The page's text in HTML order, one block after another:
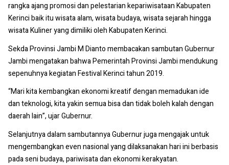
rangka ajang promosi dan pelestarian kepariwisataan Kabupaten
Kerinci baik itu wisata alam, wisata budaya, wisata sejarah hingga
wisata Kuliner yang dimiliki oleh Kabupaten Kerinci.
Sekda Provinsi Jambi M Dianto membacakan sambutan Gubernur
Jambi mengatakan bahwa Pemerintah Provinsi Jambi mendukung
sepenuhnya kegiatan Festival Kerinci tahun 2019.
“Mari kita kembangkan ekonomi kreatif dengan memadukan ide
dan teknologi, kita yakin semua bisa dan tidak boleh kalah dengan
daerah lain”, ujar Gubernur.
Selanjutnya dalam sambutannya Gubernur juga mengajak untuk
mengembangkan even nasional yang dilaksanakan hari ini berbasis
pada seni budaya, pariwisata dan ekonomi kerakyatan.